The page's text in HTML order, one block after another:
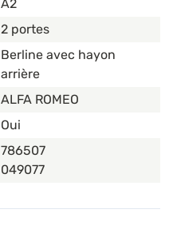
A2
2 portes
Berline avec hayon
arrière
ALFA ROMEO
Oui
786507
049077